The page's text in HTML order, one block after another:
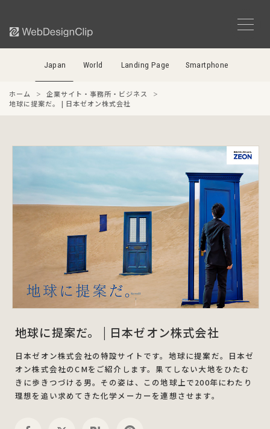
Japan World Landing Page Smartphone
ホーム
企業サイト・事務所・ビジネス
地球に提案だ。 | 日本ゼオン株式会社
地球に提案だ。 | 日本ゼオン株式会社
日本ゼオン株式会社の特設サイトです。地球に提案だ。日本ゼ
オン株式会社のCMをご紹介します。果てしない大地をひたむ
きに歩きつづける男。その姿は、この地球上で200年にわたり
理想を追い求めてきた化学メーカーを連想させます。